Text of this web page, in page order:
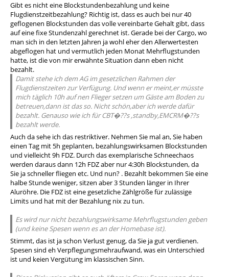
Gibt es nicht eine Blockstundenbezahlung und keine
Flugdienstzeitbezahlung? Richtig ist, dass es auch bei nur 40
geflogenen Blockstunden das volle vereinbarte Gehalt gibt, dass
auf eine fixe Stundenzahl gerechnet ist. Gerade bei der Cargo, wo
man sich in den letzten Jahren ja wohl eher den Allerwertesten
abgeflogen hat und vermutlich jeden Monat Mehrflugstunden
hatte, ist die von mir erwähnte Situation dann eben nicht
bezahlt.
Damit stehe ich dem AG im gesetzlichen Rahmen der
Flugdienstzeiten zur Verfügung. Und wenn er meint,er müsste
mich täglich 10h auf nen Flieger setzen um Gäste am Boden zu
betreuen,dann ist das so. Nicht schön,aber ich werde dafür
bezahlt. Genauso wie ich für CBT�??s ,standby,EMCRM�??s
bezahlt werde.
Auch da sehe ich das restriktiver. Nehmen Sie mal an, Sie haben
einen Tag mit 5h geplanten, bezahlungswirksamen Blockstunden
und vielleicht 9h FDZ. Durch das exemplarische Schneechaos
werden daraus dann 12h FDZ aber nur 4:30h Blockstunden, da
Sie ja schneller fliegen etc. Und nun? . Bezahlt bekommen Sie eine
halbe Stunde weniger, sitzen aber 3 Stunden länger in Ihrer
Aluröhre. Die FDZ ist eine gesetzliche Zählgröße für zulässige
Limits und hat mit der Bezahlung nix zu tun.
Es wird nur nicht bezahlungswirksame Mehrflugstunden geben
(und keine Spesen wenn es an der Homebase ist).
Stimmt, das ist ja schon Verlust genug, da Sie ja gut verdienen.
Spesen sind eh Verpflegungsmehraufwand, was ein Unterschied
ist und keien Vergütung im klassischen Sinn.